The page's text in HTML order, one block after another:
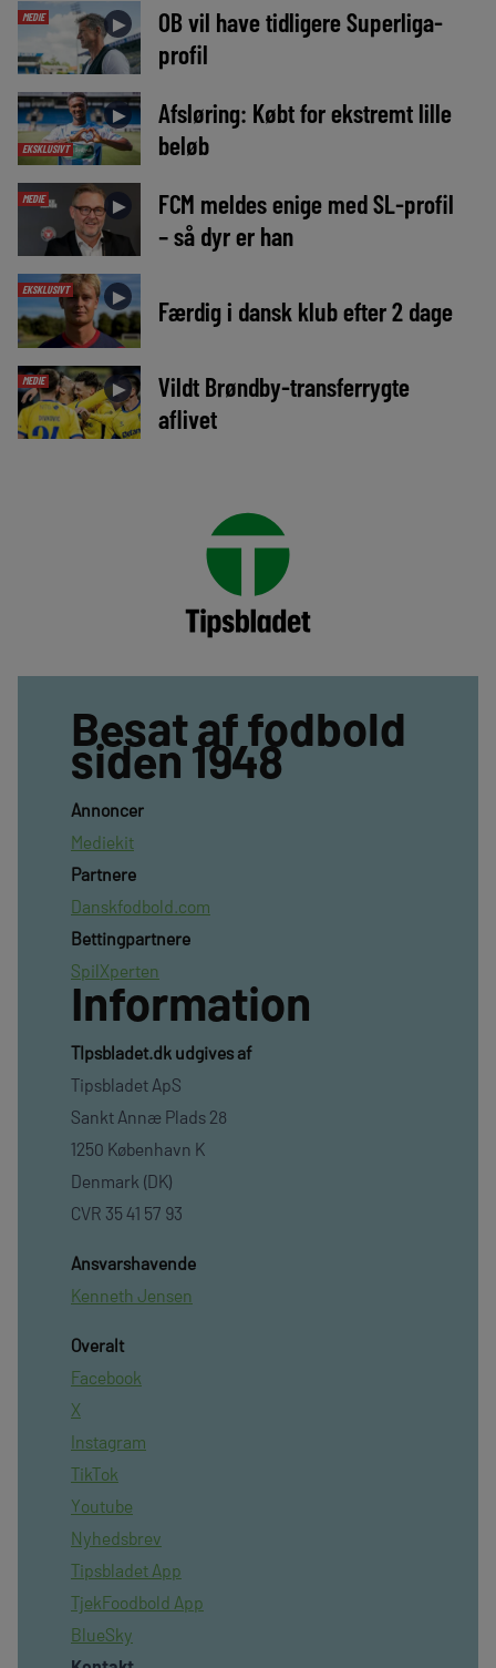
MEDIE ►
OB vil have tidligere Superliga-
profil
EKSKLUSIVT
►
Afsløring: Købt for ekstremt lille
beløb
MEDIE ►
FCM meldes enige med SL-profil
– så dyr er han
EKSKLUSIVT ► Færdig i dansk klub efter 2 dage
MEDIE ►
Vildt Brøndby-transferrygte
aflivet
Besat af fodbold
siden 1948
Annoncer
Mediekit
Partnere
Danskfodbold.com
Bettingpartnere
SpilXperten
Information
TIpsbladet.dk udgives af
Tipsbladet ApS
Sankt Annæ Plads 28
1250 København K
Denmark (DK)
CVR 35 41 57 93
Ansvarshavende
Kenneth Jensen
Overalt
Facebook
X
Instagram
TikTok
Youtube
Nyhedsbrev
Tipsbladet App
TjekFoodbold App
BlueSky